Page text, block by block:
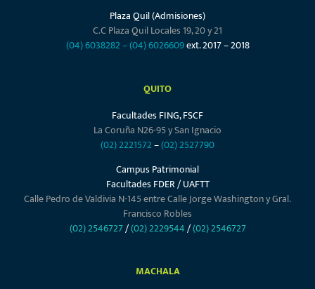
Plaza Quil (Admisiones)
C.C Plaza Quil Locales 19, 20 y 21
(04) 6038282–(04) 6026609ext. 2017 – 2018
QUITO
Facultades FING, FSCF
La Coruña N26-95 y San Ignacio
(02) 2221572–(02) 2527790
Campus Patrimonial
Facultades FDER / UAFTT
Calle Pedro de Valdivia N-145 entre Calle Jorge Washington y Gral.
Francisco Robles
(02) 2546727/(02) 2229544/(02) 2546727
MACHALA